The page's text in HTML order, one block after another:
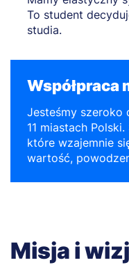
To student
studia.
Współpraca
Jesteśmy szeroko
11 miastach
które wzajemnie
wartość,
Misja i